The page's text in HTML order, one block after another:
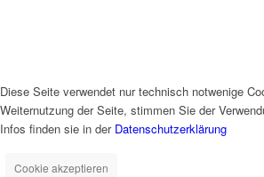
Diese Seite verwendet nur technisch notwenige
Weiternutzung der Seite, stimmen Sie der
Infos finden sie in der Datenschutzerklärung
Cookie akzeptieren